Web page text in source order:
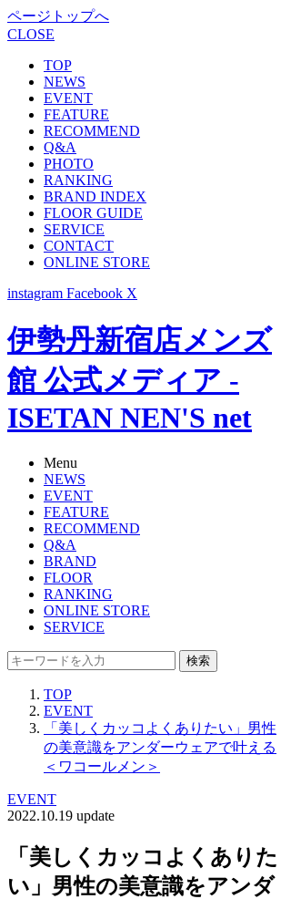
ページトップへ
CLOSE
TOP
NEWS
EVENT
FEATURE
RECOMMEND
Q&A
PHOTO
RANKING
BRAND INDEX
FLOOR GUIDE
SERVICE
CONTACT
ONLINE STORE
instagram Facebook X
伊勢丹新宿店メンズ
館 公式メディア -
ISETAN NEN'S net
Menu
NEWS
EVENT
FEATURE
RECOMMEND
Q&A
BRAND
FLOOR
RANKING
ONLINE STORE
SERVICE
検索
TOP
EVENT
「美しくカッコよくありたい」男性
の美意識をアンダーウェアで叶える
＜ワコールメン＞
EVENT
2022.10.19 update
「美しくカッコよくありた
い」男性の美意識をアンダ